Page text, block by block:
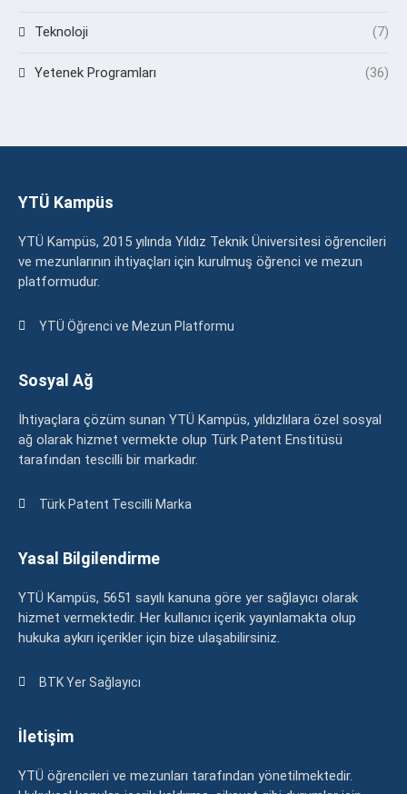
Teknoloji (7)
Yetenek Programları (36)
YTÜ Kampüs
YTÜ Kampüs, 2015 yılında Yıldız Teknik Üniversitesi öğrencileri
ve mezunlarının ihtiyaçları için kurulmuş öğrenci ve mezun
platformudur.
YTÜ Öğrenci ve Mezun Platformu
Sosyal Ağ
İhtiyaçlara çözüm sunan YTÜ Kampüs, yıldızlılara özel sosyal
ağ olarak hizmet vermekte olup Türk Patent Enstitüsü
tarafından tescilli bir markadır.
Türk Patent Tescilli Marka
Yasal Bilgilendirme
YTÜ Kampüs, 5651 sayılı kanuna göre yer sağlayıcı olarak
hizmet vermektedir. Her kullanıcı içerik yayınlamakta olup
hukuka aykırı içerikler için bize ulaşabilirsiniz.
BTK Yer Sağlayıcı
İletişim
YTÜ öğrencileri ve mezunları tarafından yönetilmektedir.